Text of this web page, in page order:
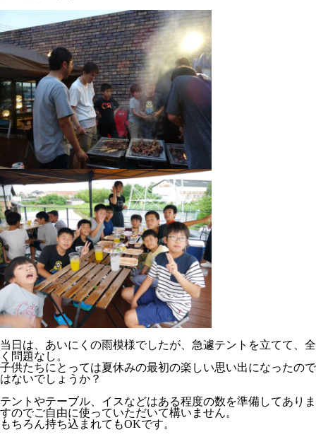
当日は、あいにくの雨模様でしたが、急遽テントを立てて、全
く問題なし。
子供たちにとっては夏休みの最初の楽しい思い出になったので
はないでしょうか？
テントやテーブル、イスなどはある程度の数を準備してありま
すのでご自由に使っていただいて構いません。
もちろん持ち込まれてもOKです。